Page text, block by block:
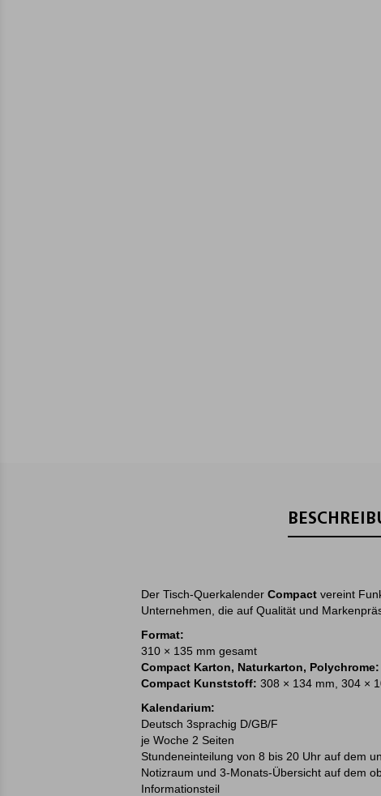
Der Tisch-Querkalender Compact vereint
Unternehmen, die auf Qualität und
Format:
310 × 135 mm gesamt
Compact Karton, Naturkarton, Polychrome:
Compact Kunststoff: 308 × 134 mm, 304 ×
Kalendarium:
Deutsch 3sprachig D/GB/F
je Woche 2 Seiten
Stundeneinteilung von 8 bis 20 Uhr auf dem
Notizraum und 3-Monats-Übersicht auf dem
Informationsteil